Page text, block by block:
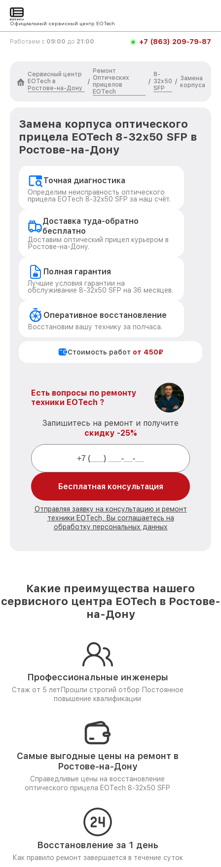
Официальный сервисный центр EOTech
Работаем с 09:00 до 21:00 +7 (863) 209-79-87
Сервисный центр
EOTech в
Ростове-на-Дону
/
Ремонт
Оптических
прицелов
EOTech
/
8-
32x50
SFP
/ Замена
корпуса
Замена корпуса оптического
прицела EOTech 8-32x50 SFP в
Ростове-на-Дону
Точная диагностика
Определим неисправность оптического
прицела EOTech 8-32x50 SFP за наш счёт.
Доставка туда-обратно
бесплатно
Доставим оптический прицел курьером в
Ростове-на-Дону.
Полная гарантия
Лучшие условия гарантии на
обслуживание 8-32x50 SFP на 36 месяцев.
Оперативное восстановление
Восстановим вашу технику за полчаса.
Стоимость работ от 450₽
Есть вопросы по ремонту
техники EOTech ?
Запишитесь на ремонт и получите
скидку -25%
Бесплатная консультация
Отправляя заявку на консультацию и ремонт
техники EOTech, Вы соглашаетесь на
обработку персональных данных
Какие преимущества нашего
сервисного центра EOTech в Ростове-
на-Дону
Профессиональные инженеры
Стаж от 5 лет Прошли строгий отбор Постоянное
повышение квалификации
Самые выгодные цены на ремонт в
Ростове-на-Дону
Справедливые цены на восстановление
оптического прицела EOTech 8-32x50 SFP
Восстановление за 1 день
Как правило ремонт завершается в течение суток